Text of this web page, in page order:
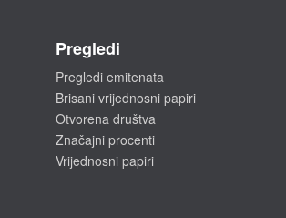
Pregledi
Pregledi emitenata
Brisani vrijednosni papiri
Otvorena društva
Značajni procenti
Vrijednosni papiri